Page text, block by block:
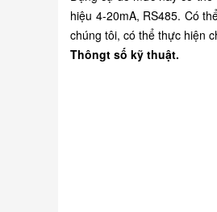
hiệu 4-20mA, RS485. Có
chúng tôi, có thể thực hiện
Thôngt số kỹ thuật.